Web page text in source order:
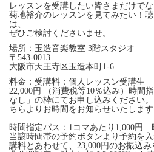
レッスンを受講したい皆さまだけでな
菊地裕介のレッスンを見てみたい！
は、
ぜひご検討くださいませ。
場所：玉造音楽教室 3階スタジオ
〒543-0013
大阪市天王寺区玉造本町1-6
料金：受講料：個人レッスン受講生
22,000円 （消費税等10％込み）時間
なし」の枠にてお申し込みください
ちらよりお時間をお知らせいたします
時間指定パス：1コマあたり1,000円
当該時間帯の予約ボタンより予約を
講料とあわせて、23,000円のお振込み